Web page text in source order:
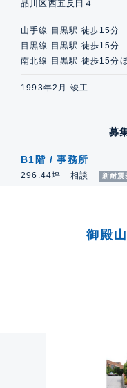
品川区西五反田４
山手線 目黒駅 徒歩15分
目黒線 目黒駅 徒歩15分
南北線 目黒駅 徒歩15分
1993年2月 竣工
募
B1階 / 事務所
296.44坪 相談 新耐震
御殿